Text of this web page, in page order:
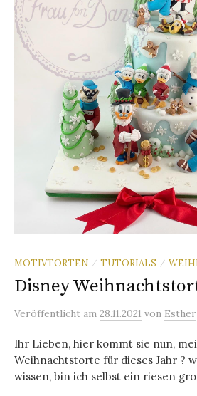
MOTIVTORTEN / TUTORIALS /
Disney
Veröffentlicht am 28.11.2021 von Esther
Ihr Lieben, hier kommt sie nun,
Weihnachtstorte für dieses Jahr ?
wissen, bin ich selbst ein riesen